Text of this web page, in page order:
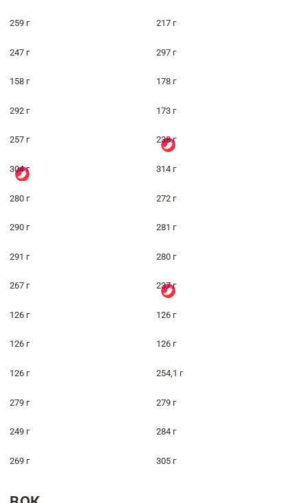
259 г 217 г
247 г 297 г
158 г 178 г
292 г 173 г
257 г 238 г
304 г 314 г
280 г 272 г
290 г 281 г
291 г 280 г
267 г 237 г
126 г 126 г
126 г 126 г
126 г 254,1 г
279 г 279 г
249 г 284 г
269 г 305 г